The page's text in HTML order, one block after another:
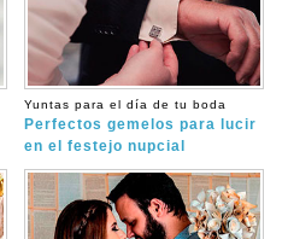
Yuntas para el día de tu boda
Perfectos gemelos para lucir
en el festejo nupcial